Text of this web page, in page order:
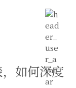
如何深度